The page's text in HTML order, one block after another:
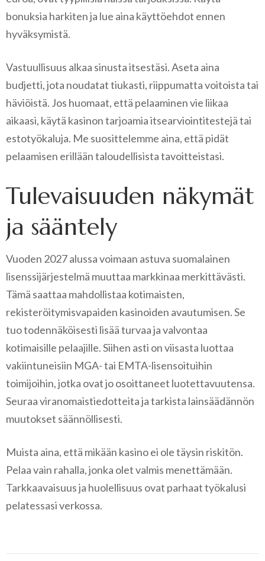
bonuksia harkiten ja lue aina käyttöehdot ennen
hyväksymistä.
Vastuullisuus alkaa sinusta itsestäsi. Aseta aina
budjetti, jota noudatat tiukasti, riippumatta voitoista tai
häviöistä. Jos huomaat, että pelaaminen vie liikaa
aikaasi, käytä kasinon tarjoamia itsearviointitestejä tai
estotyökaluja. Me suosittelemme aina, että pidät
pelaamisen erillään taloudellisista tavoitteistasi.
Tulevaisuuden näkymät
ja sääntely
Vuoden 2027 alussa voimaan astuva suomalainen
lisenssijärjestelmä muuttaa markkinaa merkittävästi.
Tämä saattaa mahdollistaa kotimaisten,
rekisteröitymisvapaiden kasinoiden avautumisen. Se
tuo todennäköisesti lisää turvaa ja valvontaa
kotimaisille pelaajille. Siihen asti on viisasta luottaa
vakiintuneisiin MGA- tai EMTA-lisensoituihin
toimijoihin, jotka ovat jo osoittaneet luotettavuutensa.
Seuraa viranomaistiedotteita ja tarkista lainsäädännön
muutokset säännöllisesti.
Muista aina, että mikään kasino ei ole täysin riskitön.
Pelaa vain rahalla, jonka olet valmis menettämään.
Tarkkaavaisuus ja huolellisuus ovat parhaat työkalusi
pelatessasi verkossa.